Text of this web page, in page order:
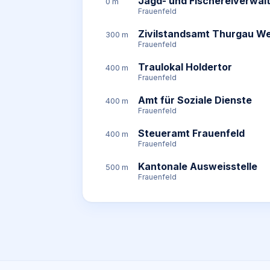
Frauenfeld
300 m Zivilstandsamt Thurgau
Frauenfeld
400 m Traulokal Holdertor
Frauenfeld
400 m Amt für Soziale Dienste
Frauenfeld
400 m Steueramt Frauenfeld
Frauenfeld
500 m Kantonale Ausweisstelle
Frauenfeld